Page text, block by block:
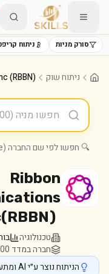
סורק מניות ניתוח
ניתוח שוק (RBBN)
🔍 חפשו לפי שם החברה (Apple, לאומי) או סימול (AAPL, LUMI.TA)
Ribbon
(RBBN)
טכנולוגיה
חברה במדד Russell 2000
הניתוח נוצר ע״י AI ומתעדכן בזמן אמת